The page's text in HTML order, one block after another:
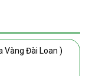
Vàng Đài Loan )